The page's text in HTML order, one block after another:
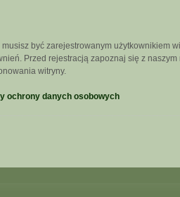
być zarejestrowanym użytkownikiem
Przed rejestracją zapoznaj się z
witryny.
ochrony danych osobowych